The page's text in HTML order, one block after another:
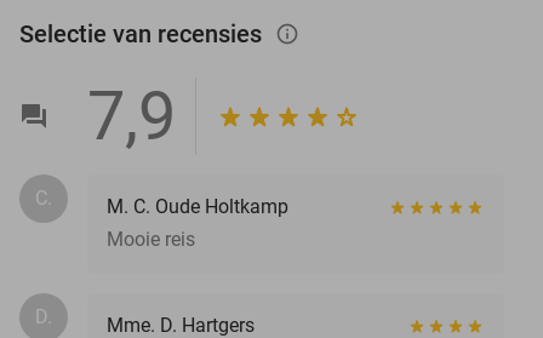
Selectie van recensies info_outlined
7,9
C.
M. C. Oude Holtkamp
Mooie reis
D.
Mme. D. Hartgers